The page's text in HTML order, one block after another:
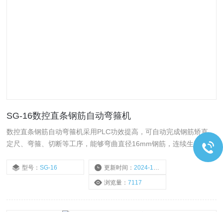
SG-16数控直条钢筋自动弯箍机
数控直条钢筋自动弯箍机采用PLC功效提高，可自动完成钢筋矫直、
定尺、弯箍、切断等工序，能够弯曲直径16mm钢筋，连续生产任何
平面形状的产品，可定做直螺纹（螺纹钢）大直径的数控弯曲、弯箍
机。广泛用于建筑业、大型钢筋加工厂及桥梁桩基生产单位、高速铁
路、高速公路、水利建设、核设施等施工企、事业单位。
型号：SG-16 更新时间： 2024-11-13
浏览量： 7117